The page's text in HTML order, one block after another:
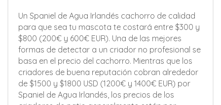
Un Spaniel de Agua Irlandés cachorro de calidad
para que sea tu mascota te costará entre $300 y
$800 (200€ y 600€ EUR). Una de las mejores
formas de detectar a un criador no profesional se
basa en el precio del cachorro. Mientras que los
criadores de buena reputación cobran alrededor
de $1500 y $1800 USD (1200€ y 1400€ EUR) por
Spaniel de Agua Irlandés, los precios de los